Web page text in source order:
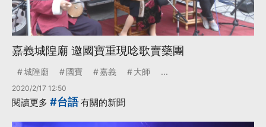
嘉義城隍廟 邀國寶重現唸歌賣藥團
城隍廟 國寶 嘉義 大師 ...
2020/2/17 12:50
閱讀更多 #台語有關的新聞